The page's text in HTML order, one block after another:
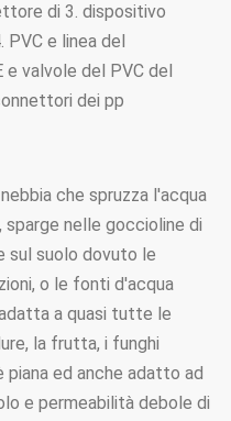
di 3. dispositivo
PVC e linea del
e valvole del PVC del
dei pp
che spruzza l'acqua
nelle goccioline di
sul suolo dovuto le
o le fonti d'acqua
a quasi tutte le
la frutta, i funghi
ed anche adatto ad
e permeabilità debole di